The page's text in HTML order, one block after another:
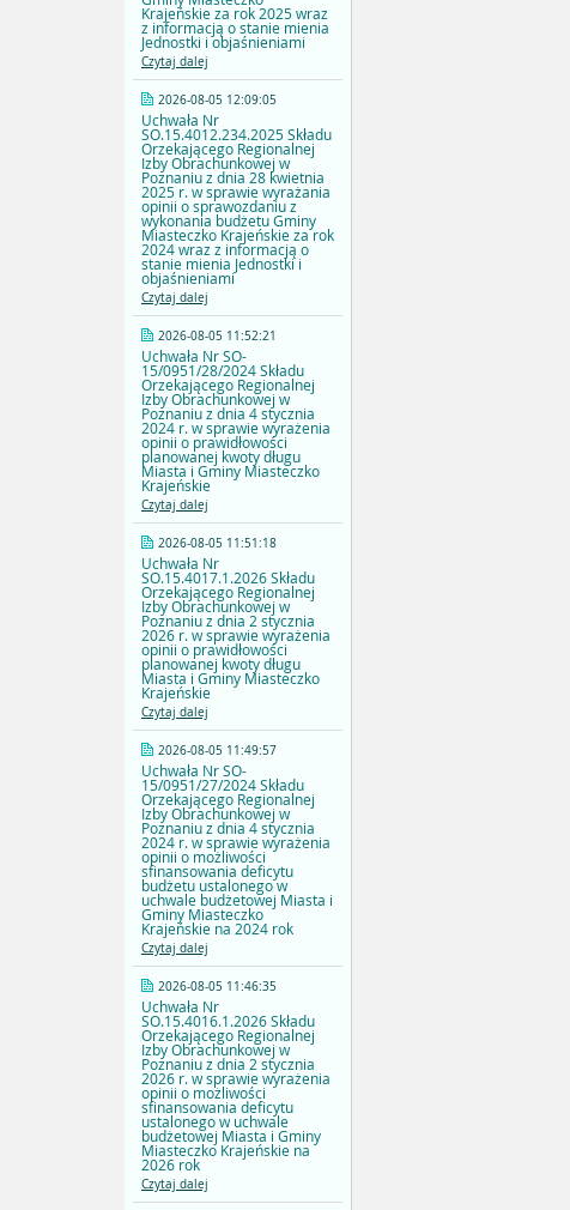
Krajeńskie za rok 2025 wraz
z informacją o stanie mienia
Jednostki i objaśnieniami
Czytaj dalej
2026-08-05 12:09:05
Uchwała Nr
SO.15.4012.234.2025 Składu
Orzekającego Regionalnej
Izby Obrachunkowej w
Poznaniu z dnia 28 kwietnia
2025 r. w sprawie wyrażania
opinii o sprawozdaniu z
wykonania budżetu Gminy
Miasteczko Krajeńskie za rok
2024 wraz z informacją o
stanie mienia Jednostki i
objaśnieniami
Czytaj dalej
2026-08-05 11:52:21
Uchwała Nr SO-
15/0951/28/2024 Składu
Orzekającego Regionalnej
Izby Obrachunkowej w
Poznaniu z dnia 4 stycznia
2024 r. w sprawie wyrażenia
opinii o prawidłowości
planowanej kwoty długu
Miasta i Gminy Miasteczko
Krajeńskie
Czytaj dalej
2026-08-05 11:51:18
Uchwała Nr
SO.15.4017.1.2026 Składu
Orzekającego Regionalnej
Izby Obrachunkowej w
Poznaniu z dnia 2 stycznia
2026 r. w sprawie wyrażenia
opinii o prawidłowości
planowanej kwoty długu
Miasta i Gminy Miasteczko
Krajeńskie
Czytaj dalej
2026-08-05 11:49:57
Uchwała Nr SO-
15/0951/27/2024 Składu
Orzekającego Regionalnej
Izby Obrachunkowej w
Poznaniu z dnia 4 stycznia
2024 r. w sprawie wyrażenia
opinii o możliwości
sfinansowania deficytu
budżetu ustalonego w
uchwale budżetowej Miasta i
Gminy Miasteczko
Krajeńskie na 2024 rok
Czytaj dalej
2026-08-05 11:46:35
Uchwała Nr
SO.15.4016.1.2026 Składu
Orzekającego Regionalnej
Izby Obrachunkowej w
Poznaniu z dnia 2 stycznia
2026 r. w sprawie wyrażenia
opinii o możliwości
sfinansowania deficytu
ustalonego w uchwale
budżetowej Miasta i Gminy
Miasteczko Krajeńskie na
2026 rok
Czytaj dalej